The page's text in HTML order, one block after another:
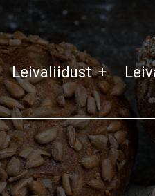
Leivaliidust +